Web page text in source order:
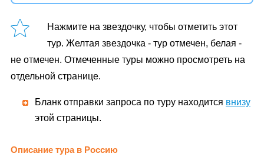
Нажмите на звездочку, чтобы отметить этот
тур. Желтая звездочка - тур отмечен, белая -
не отмечен. Отмеченные туры можно просмотреть на
отдельной странице.
Бланк отправки запроса по туру находится внизу
этой страницы.
Описание тура в Россию